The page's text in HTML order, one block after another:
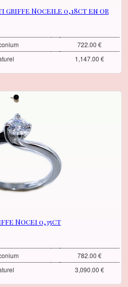
griffe Noceile 0,18ct en or
722.00 €
1,147.00 €
Nocei 0,35ct
782.00 €
3,090.00 €